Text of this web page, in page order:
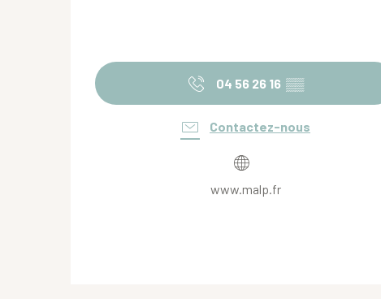
04 56 26 16 ▒▒
Contactez-nous
www.malp.fr